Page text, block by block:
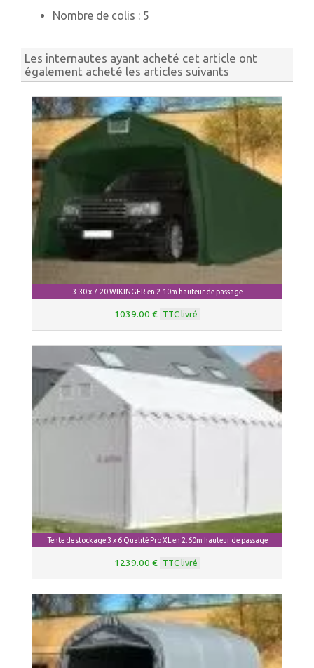
Nombre de colis : 5
Les internautes ayant acheté cet article ont
également acheté les articles suivants
3.30 x 7.20 WIKINGER en 2.10m hauteur de passage
1039.00 € TTC livré
Tente de stockage 3 x 6 Qualité Pro XL en 2.60m hauteur de passage
1239.00 € TTC livré